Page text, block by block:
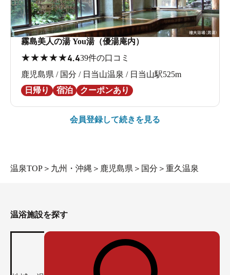
霧島美人の湯 You湯（優湯庵内）
★★★★★4.439件の口コミ
鹿児島県 / 国分 / 日当山温泉 / 日当山駅525m
日帰り
宿泊 クーポンあり
会員登録して続きを見る
温泉TOP ＞ 九州・沖縄 ＞ 鹿児島県 ＞ 国分 ＞ 重久温泉
温浴施設を探す